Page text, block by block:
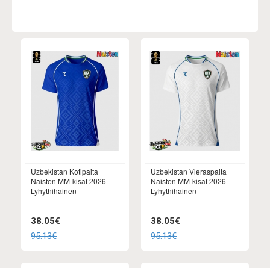
Uzbekistan Kotipaita
Naisten MM-kisat 2026
Lyhythihainen
38.05€
95.13€
Uzbekistan Vieraspaita
Naisten MM-kisat 2026
Lyhythihainen
38.05€
95.13€